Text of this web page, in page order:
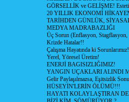
GÖRSELLİK ve GELİŞME!
20 YILLIK EKONOMİ
TARİHDEN GÜNLÜK,
MEDYA MADRABAZLIĞI
Üç Sorun (Enflasyon, Stagflasyon,
Krizde Hatalar!!
Çalışma Hayatında ki
Yerel, Yöresel Üretim!
ENERJİ BAGISIZLIĞIMIZ!
YANGIN UÇAKLARI ALINDI
Gelir Paylaşılmazsa, Eşitsizlik
HÜSEYİN'LERİN ÖLÜMÜ!!!
HAYATI KOLAYLAŞTIRAN